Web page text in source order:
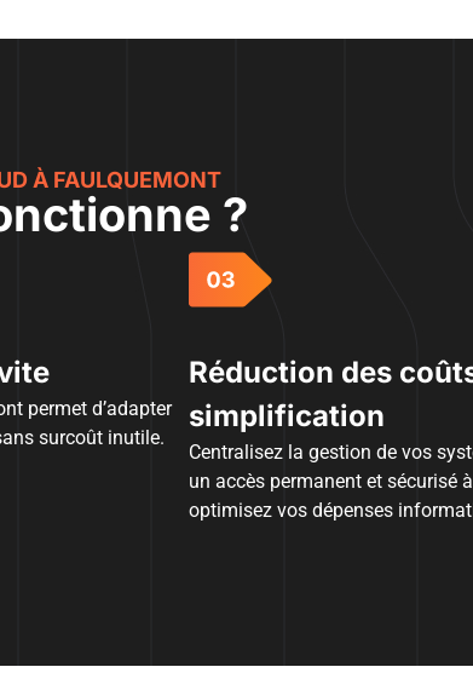
À FAULQUEMONT
?
permet d’adapter
surcoût inutile.
Réduction des
simplification
Centralisez la gestion de vos
un accès permanent et sécurisé
optimisez vos dépenses